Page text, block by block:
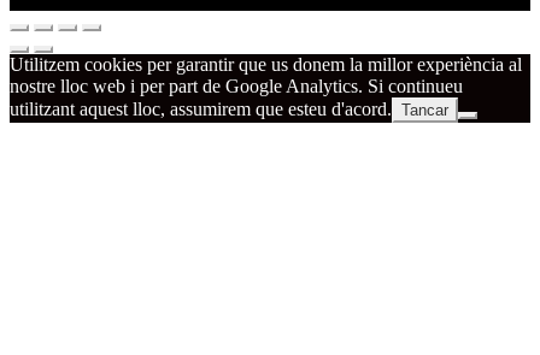
Utilitzem cookies per garantir que us donem la millor experiència al
nostre lloc web i per part de Google Analytics. Si continueu
utilitzant aquest lloc, assumirem que esteu d'acord. Tancar